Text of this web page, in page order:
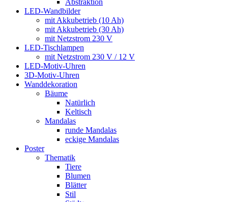
Abstraktion
LED-Wandbilder
mit Akkubetrieb (10 Ah)
mit Akkubetrieb (30 Ah)
mit Netzstrom 230 V
LED-Tischlampen
mit Netzstrom 230 V / 12 V
LED-Motiv-Uhren
3D-Motiv-Uhren
Wanddekoration
Bäume
Natürlich
Keltisch
Mandalas
runde Mandalas
eckige Mandalas
Poster
Thematik
Tiere
Blumen
Blätter
Stil